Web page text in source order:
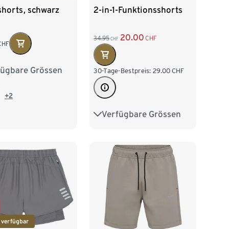
schwarz
Grössen
M 48/50
+2
2-in-1-Funktionsshorts
34.95 CHF 20.00 CHF
30-Tage-Bestpreis: 29.00 CHF
Verfügbare Grössen
S 44/46 M 48/50
XXL 60/62
verfügbar